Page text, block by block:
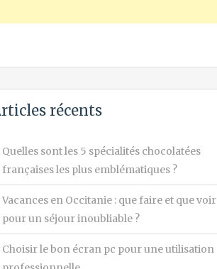
récents
Quelles sont les 5 spécialités chocolatées
françaises les plus emblématiques ?
Vacances en Occitanie : que faire et que voir
pour un séjour inoubliable ?
Choisir le bon écran pc pour une utilisation